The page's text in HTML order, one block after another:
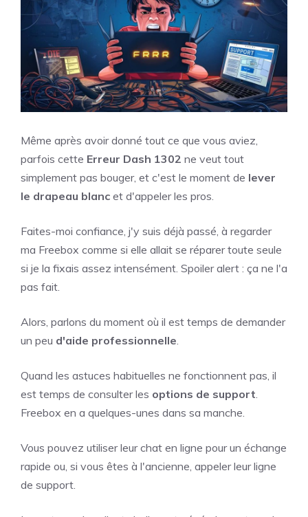
Même après avoir donné tout ce que vous aviez,
parfois cette Erreur Dash 1302 ne veut tout
simplement pas bouger, et c'est le moment de lever
le drapeau blanc et d'appeler les pros.
Faites-moi confiance, j'y suis déjà passé, à regarder
ma Freebox comme si elle allait se réparer toute seule
si je la fixais assez intensément. Spoiler alert : ça ne l'a
pas fait.
Alors, parlons du moment où il est temps de demander
un peu d'aide professionnelle
Quand les astuces habituelles ne fonctionnent pas, il
est temps de consulter les options de support
Freebox en a quelques-unes dans sa manche.
Vous pouvez utiliser leur chat en ligne pour un échange
rapide ou, si vous êtes à l'ancienne, appeler leur ligne
de support.